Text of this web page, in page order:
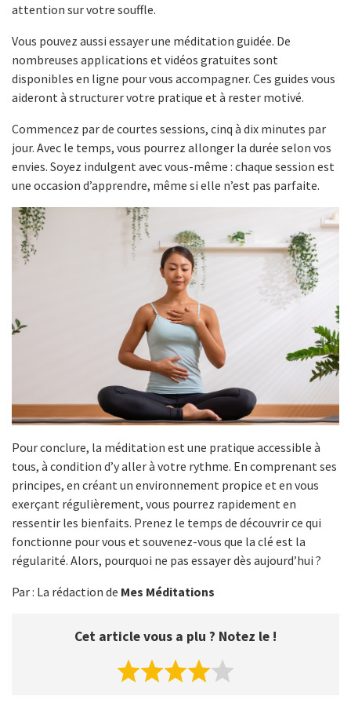
attention sur votre souffle.
Vous pouvez aussi essayer une méditation guidée. De
nombreuses applications et vidéos gratuites sont
disponibles en ligne pour vous accompagner. Ces guides vous
aideront à structurer votre pratique et à rester motivé.
Commencez par de courtes sessions, cinq à dix minutes par
jour. Avec le temps, vous pourrez allonger la durée selon vos
envies. Soyez indulgent avec vous-même : chaque session est
une occasion d’apprendre, même si elle n’est pas parfaite.
Pour conclure, la méditation est une pratique accessible à
tous, à condition d’y aller à votre rythme. En comprenant ses
principes, en créant un environnement propice et en vous
exerçant régulièrement, vous pourrez rapidement en
ressentir les bienfaits. Prenez le temps de découvrir ce qui
fonctionne pour vous et souvenez-vous que la clé est la
régularité. Alors, pourquoi ne pas essayer dès aujourd’hui ?
Par : La rédaction de Mes Méditations
Cet article vous a plu ? Notez le !